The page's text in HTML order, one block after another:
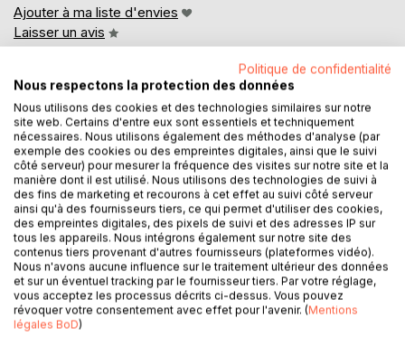
Ajouter à ma liste d'envies
Laisser un avis
DESCRIPTION
Venez découvrir René de Chateaubriand grâce à une
analyse littéraire de référence ! Écrite par un spécialiste
universitaire, cette fiche de lecture est recommandée par
de nombreux enseignants. Cet ouvrage contient la
biographie de l'écrivain, le résumé détaillé, le mouvement
littéraire, le contexte de publication de l'oeuvre et l'analyse
Politique de confidentialité
Nous respectons la protection des données
Nous utilisons des cookies et des technologies similaires sur notre
site web. Certains d'entre eux sont essentiels et techniquement
nécessaires. Nous utilisons également des méthodes d'analyse (par
exemple des cookies ou des empreintes digitales, ainsi que le suivi
côté serveur) pour mesurer la fréquence des visites sur notre site et la
manière dont il est utilisé. Nous utilisons des technologies de suivi à
des fins de marketing et recourons à cet effet au suivi côté serveur
ainsi qu'à des fournisseurs tiers, ce qui permet d'utiliser des cookies,
des empreintes digitales, des pixels de suivi et des adresses IP sur
tous les appareils. Nous intégrons également sur notre site des
contenus tiers provenant d'autres fournisseurs (plateformes vidéo).
Nous n'avons aucune influence sur le traitement ultérieur des données
et sur un éventuel tracking par le fournisseur tiers. Par votre réglage,
vous acceptez les processus décrits ci-dessus. Vous pouvez
révoquer votre consentement avec effet pour l'avenir. (Mentions
légales BoD)